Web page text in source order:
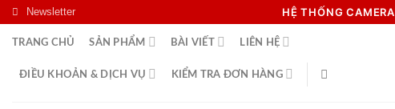
Skip
to
content
Newsletter HỆ THỐNG CAMERA
TRANG CHỦ SẢN PHẨM BÀI VIẾT LIÊN HỆ
ĐIỀU KHOẢN & DỊCH VỤ KIỂM TRA ĐƠN HÀNG